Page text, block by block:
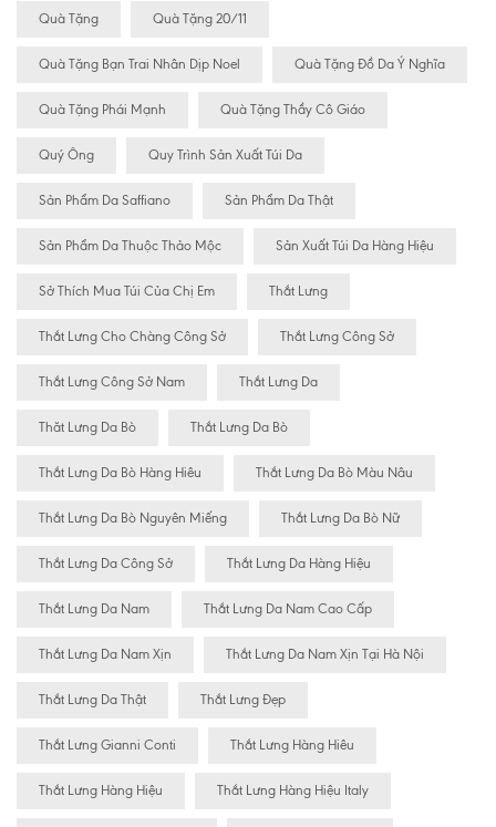
Quà Tặng Quà Tặng 20/11
Quà Tặng Bạn Trai Nhân Dịp Noel Quà Tặng Đồ Da Ý Nghĩa
Quà Tặng Phái Mạnh Quà Tặng Thầy Cô Giáo
Quý Ông Quy Trình Sản Xuất Túi Da
Sản Phẩm Da Saffiano Sản Phẩm Da Thật
Sản Phẩm Da Thuộc Thảo Mộc Sản Xuất Túi Da Hàng Hiệu
Sở Thích Mua Túi Của Chị Em Thắt Lưng
Thắt Lưng Cho Chàng Công Sở Thắt Lưng Công Sở
Thắt Lưng Công Sở Nam Thắt Lưng Da
Thăt Lưng Da Bò Thắt Lưng Da Bò
Thắt Lưng Da Bò Hàng Hiêu Thắt Lưng Da Bò Màu Nâu
Thắt Lưng Da Bò Nguyên Miếng Thắt Lưng Da Bò Nữ
Thắt Lưng Da Công Sở Thắt Lưng Da Hàng Hiệu
Thắt Lưng Da Nam Thắt Lưng Da Nam Cao Cấp
Thắt Lưng Da Nam Xịn Thắt Lưng Da Nam Xịn Tại Hà Nội
Thắt Lưng Da Thật Thắt Lưng Đẹp
Thắt Lưng Gianni Conti Thắt Lưng Hàng Hiêu
Thắt Lưng Hàng Hiệu Thắt Lưng Hàng Hiệu Italy